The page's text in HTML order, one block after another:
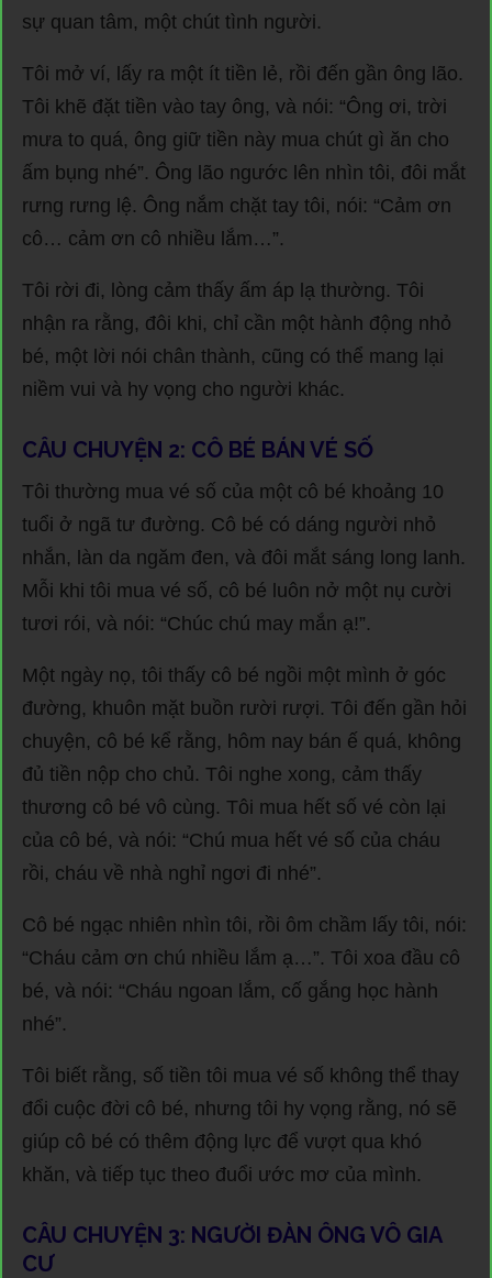
sự quan tâm, một chút tình người.
Tôi mở ví, lấy ra một ít tiền lẻ, rồi đến gần ông lão.
Tôi khẽ đặt tiền vào tay ông, và nói: “Ông ơi, trời
mưa to quá, ông giữ tiền này mua chút gì ăn cho
ấm bụng nhé”. Ông lão ngước lên nhìn tôi, đôi mắt
rưng rưng lệ. Ông nắm chặt tay tôi, nói: “Cảm ơn
cô… cảm ơn cô nhiều lắm…”.
Tôi rời đi, lòng cảm thấy ấm áp lạ thường. Tôi
nhận ra rằng, đôi khi, chỉ cần một hành động nhỏ
bé, một lời nói chân thành, cũng có thể mang lại
niềm vui và hy vọng cho người khác.
CÂU CHUYỆN 2: CÔ BÉ BÁN VÉ SỐ
Tôi thường mua vé số của một cô bé khoảng 10
tuổi ở ngã tư đường. Cô bé có dáng người nhỏ
nhắn, làn da ngăm đen, và đôi mắt sáng long lanh.
Mỗi khi tôi mua vé số, cô bé luôn nở một nụ cười
tươi rói, và nói: “Chúc chú may mắn ạ!”.
Một ngày nọ, tôi thấy cô bé ngồi một mình ở góc
đường, khuôn mặt buồn rười rượi. Tôi đến gần hỏi
chuyện, cô bé kể rằng, hôm nay bán ế quá, không
đủ tiền nộp cho chủ. Tôi nghe xong, cảm thấy
thương cô bé vô cùng. Tôi mua hết số vé còn lại
của cô bé, và nói: “Chú mua hết vé số của cháu
rồi, cháu về nhà nghỉ ngơi đi nhé”.
Cô bé ngạc nhiên nhìn tôi, rồi ôm chầm lấy tôi, nói:
“Cháu cảm ơn chú nhiều lắm ạ…”. Tôi xoa đầu cô
bé, và nói: “Cháu ngoan lắm, cố gắng học hành
nhé”.
Tôi biết rằng, số tiền tôi mua vé số không thể thay
đổi cuộc đời cô bé, nhưng tôi hy vọng rằng, nó sẽ
giúp cô bé có thêm động lực để vượt qua khó
khăn, và tiếp tục theo đuổi ước mơ của mình.
CÂU CHUYỆN 3: NGƯỜI ĐÀN ÔNG VÔ GIA
CƯ